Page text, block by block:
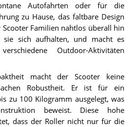
Autofahrten oder für die
zu Hause, das faltbare Design
Familien nahtlos überall hin
sie sich aufhalten, und macht es
Outdoor-Aktivitäten
macht der Scooter keine
Robustheit. Er ist für ein
zu 100 Kilogramm ausgelegt, was
beweist. Diese hohe
dass der Roller nicht nur für die